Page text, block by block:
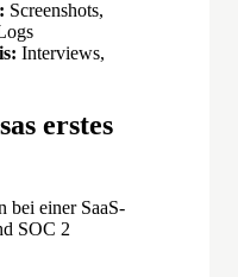
Screenshots,
Interviews,
erstes
bei einer SaaS-
SOC 2